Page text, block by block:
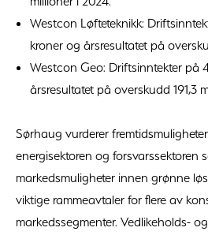
Westcon Løfteteknikk:
kroner og årsresultatet på
Westcon Geo: Driftsinntekter på
årsresultatet på overskudd 191,3
Sørhaug vurderer
energisektoren og forsvarssektoren
markedsmuligheter innen grønne
viktige rammeavtaler for flere av
markedssegmenter. Vedlikeholds-